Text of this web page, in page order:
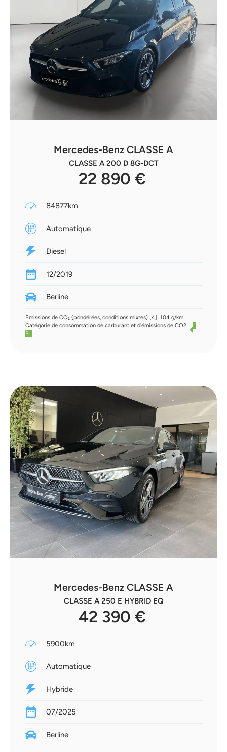
Mercedes-Benz CLASSE A
CLASSE A 200 D 8G-DCT
22 890 €
84877km
Automatique
Diesel
12/2019
Berline
Emissions de CO₂ (pondérées, conditions mixtes) [4]: 104 g/km.
Catégorie de consommation de carburant et d'émissions de CO2:
B
Mercedes-Benz CLASSE A
CLASSE A 250 E HYBRID EQ
42 390 €
5900km
Automatique
Hybride
07/2025
Berline